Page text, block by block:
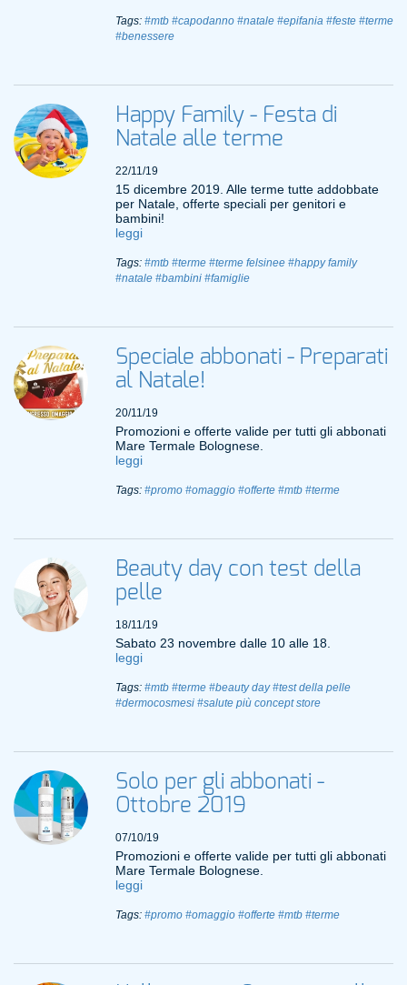
Tags: #mtb #capodanno #natale #epifania #feste #terme
#benessere
Happy Family - Festa di
Natale alle terme
22/11/19
15 dicembre 2019. Alle terme tutte addobbate
per Natale, offerte speciali per genitori e
bambini!
leggi
Tags: #mtb #terme #terme felsinee #happy family
#natale #bambini #famiglie
Speciale abbonati - Preparati
al Natale!
20/11/19
Promozioni e offerte valide per tutti gli abbonati
Mare Termale Bolognese.
leggi
Tags: #promo #omaggio #offerte #mtb #terme
Beauty day con test della
pelle
18/11/19
Sabato 23 novembre dalle 10 alle 18.
leggi
Tags: #mtb #terme #beauty day #test della pelle
#dermocosmesi #salute più concept store
Solo per gli abbonati -
Ottobre 2019
07/10/19
Promozioni e offerte valide per tutti gli abbonati
Mare Termale Bolognese.
leggi
Tags: #promo #omaggio #offerte #mtb #terme